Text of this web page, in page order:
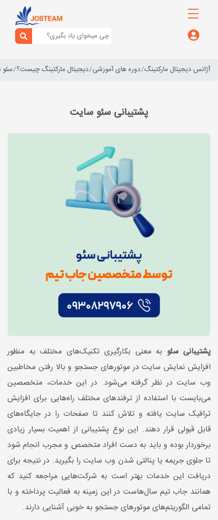
آژانس دیجیتال مارکتینگ دوره های آموزشی دیجیتال مارکتینگ چیست؟
پشتیبانی سئو سایت
پشتیبانی سئو به معنی بکارگیری تکنیک‌های مختلف به منظور
افزایش نمایش سایت در موتورهای جستجو و بالا رفتن مخاطبین
وب سایت در نظر گرفته می‌شود. در این خدمات، متخصصین
می‌بایست با استفاده از ترفند‌های مختلف راه‌هایی برای افزایش
ترافیک سایت یافته و تلاش کنند تا صفحات را در جایگاه‌های
قابل قبولی قرار دهند. این نوع پشتیبانی از اهمیت بسیار زیادی
برخوردار بوده و باید به دست افراد متخصص و مجرب انجام شود
تا جلوی جریمه یا پنالتی شدن وب سایت را بگیرید. در نتیجه برای
دریافت این خدمات بهتر است به شرکت‌هایی مراجعه کنید که
همانند جاب تیم سال‌هاست در این زمینه به فعالیت پرداخته و با
تمامی الگوریتم‎‌های موتورهای جستجو به خوبی آشنایی دارند.